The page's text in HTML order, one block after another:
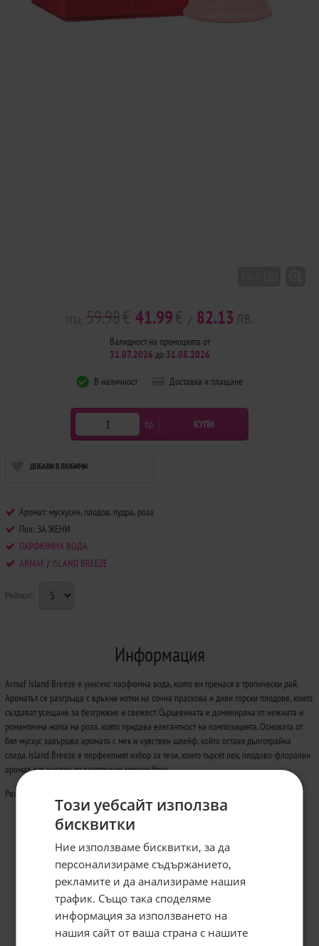
59.98 41.99 / 82.13
Валидност на промоцията от
31.07.2026 до 31.08.2026
В наличност Доставка и плащане
бр. КУПИ
ДОБАВИ В ЛЮБИМИ
Аромат: мускусен, плодов, пудра, роза
Пол: ЗА ЖЕНИ
ПАРФЮМНА ВОДА
ARMAF / ISLAND BREEZE
Рейтинг:
Информация
Armaf Island Breeze е унисекс парфюмна вода, която ви пренася в тропически рай.
Ароматът се разгръща с връхни нотки на сочна праскова и диви горски плодове, които
създават усещане за безгрижие и свежест. Сърцевината е доминирана от нежната и
романтична нотка на роза, която придава елегантност на композицията. Основата от
бял мускус завършва аромата с мек и чувствен шлейф, който оставя дълготрайна
следа. Island Breeze е перфектният избор за тези, които търсят лек, плодово-флорален
аромат, вдъхновен от екзотичния морски бриз.
Peach, Wild Berries, Rose, White Musk
Този уебсайт използва
бисквитки
Ние използваме бисквитки, за да
персонализираме съдържанието,
рекламите и да анализираме нашия
трафик. Също така споделяме
информация за използването на
нашия сайт от ваша страна с нашите
Абонирайте се за бюлетина и